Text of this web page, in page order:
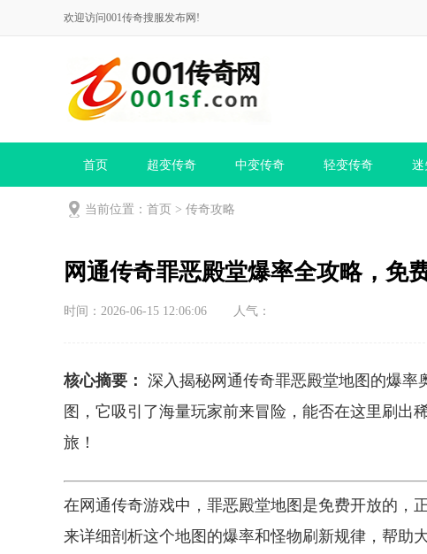
欢迎访问001传奇搜服发布网!
首页 超变传奇 中变传奇 轻变传奇 迷
当前位置： 首页 > 传奇攻略
网通传奇罪恶殿堂爆率全攻略，免
时间：2026-06-15 12:06:06 人气：
核心摘要： 深入揭秘网通传奇罪恶殿堂地图的爆
图，它吸引了海量玩家前来冒险，能否在这里刷出
旅！
在网通传奇游戏中，罪恶殿堂地图是免费开放的，
来详细剖析这个地图的爆率和怪物刷新规律，帮助